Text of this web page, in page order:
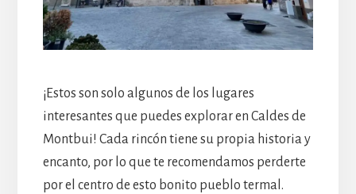
¡Estos son solo algunos de los lugares
interesantes que puedes explorar en Caldes de
Montbui! Cada rincón tiene su propia historia y
encanto, por lo que te recomendamos perderte
por el centro de esto bonito pueblo termal.